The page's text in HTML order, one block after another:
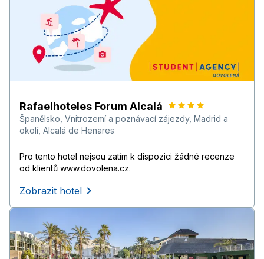
Rafaelhoteles Forum Alcalá
Španělsko Vnitrozemí a poznávací zájezdy, Madrid a
okolí Alcalá de Henares
Pro tento hotel nejsou zatím k dispozici žádné recenze
od klientů www.dovolena.cz.
Zobrazit hotel